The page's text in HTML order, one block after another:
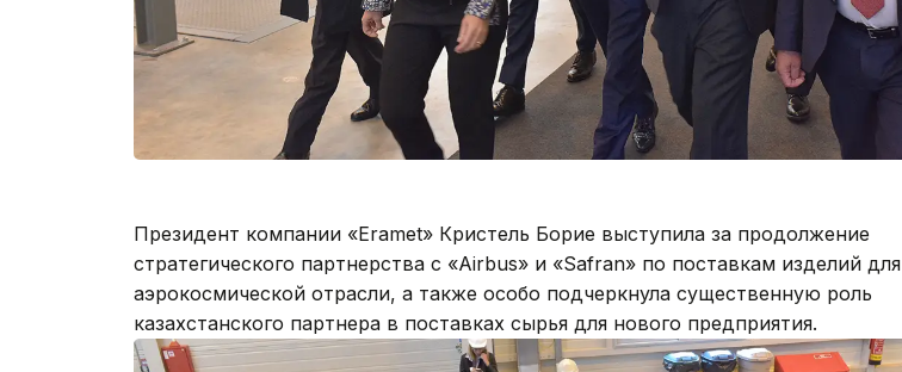
Президент компании «Eramet» Кристель Борие выступила за продолжение
стратегического партнерства с «Airbus» и «Safran» по поставкам изделий для
аэрокосмической отрасли, а также особо подчеркнула существенную роль
казахстанского партнера в поставках сырья для нового предприятия.